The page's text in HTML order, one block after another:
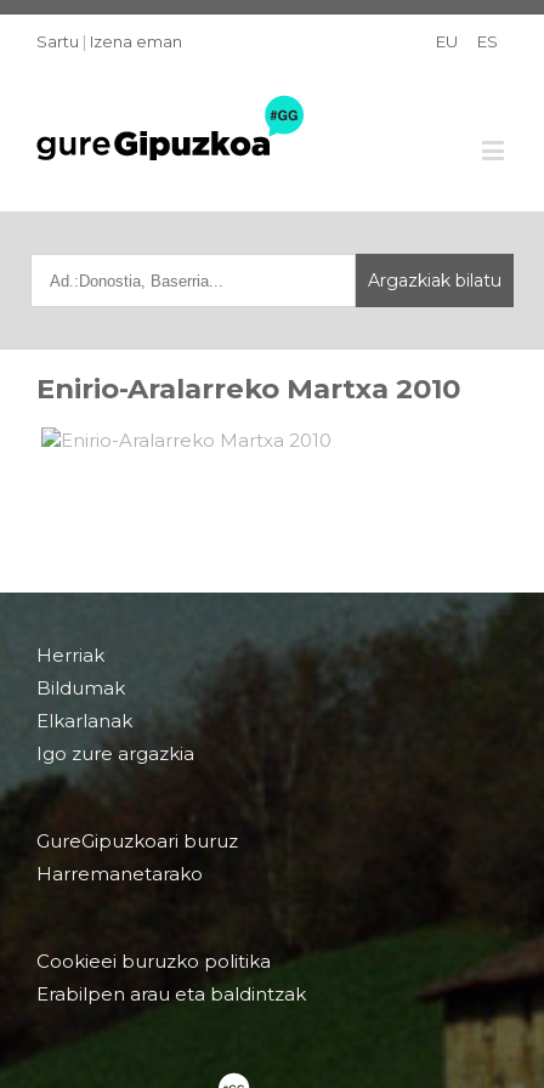
Sartu | Izena eman EU ES
Enirio-Aralarreko Martxa 2010
Herriak
Bildumak
Elkarlanak
Igo zure argazkia
GureGipuzkoari buruz
Harremanetarako
Cookieei buruzko politika
Erabilpen arau eta baldintzak